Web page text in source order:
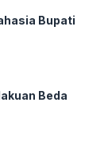
Bupati
Beda